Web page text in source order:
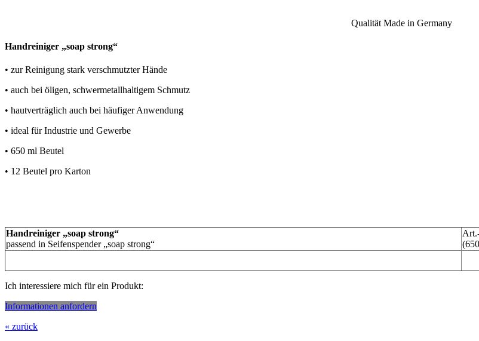
Qualität Made in Germany
Handreiniger „soap strong“
• zur Reinigung stark verschmutzter Hände
• auch bei öligen, schwermetallhaltigem Schmutz
• hautverträglich auch bei häufiger Anwendung
• ideal für Industrie und Gewerbe
• 650 ml Beutel
• 12 Beutel pro Karton
Handreiniger „soap strong“
passend in Seifenspender „soap strong“
Ich interessiere mich für ein Produkt:
Informationen anfordern
« zurück